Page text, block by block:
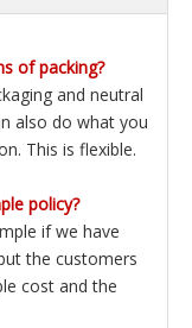
of packing?
and neutral
also do what you
This is flexible.
policy?
if we have
the customers
cost and the